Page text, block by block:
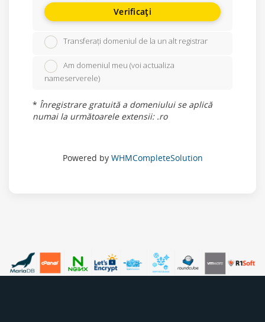
Verificați
Transferați domeniul de la un alt registrar
Am domeniul meu (voi actualiza
nameserverele)
* Înregistrare gratuită a domeniului se aplică
numai la următoarele extensii: .ro
Powered by WHMCompleteSolution